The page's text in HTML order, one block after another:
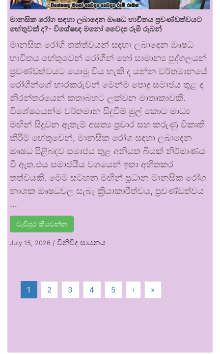
මානසික රෝග සඳහා ලබාදෙන ඖෂධ භාවිතය ප්‍රචණ්ඩත්වයට
හේතුවක් ද?- විශේෂඥ මනෝ වෛද්‍ය රූමි රූබන්
මානසික රෝගී තත්ත්වයන් සඳහා ලබාදෙන ඖෂධ
භාවිතය හේතුවෙන් රෝගීන් හෝ සාමාන්‍ය පුද්ගලයන්
ප්‍රචණ්ඩත්වයට යොමු විය හැකි ද යන්න වර්තමානයේ
රෝගීන්ගේ භාරකරුවන් මෙන්ම පොදු සමාජය තුළ ද
නිරන්තරයෙන් කතාබහට ලක්වන මාතෘකාවකි.
විශේෂයෙන්ම වර්තමාන සිදුවීම් මුල් කොට මාධ්‍ය
මඟින් සිදුවන ඇතැම් අසත්‍ය ප්‍රචාර සහ කරුණු විකෘති
කිරීම් හේතුවෙන්, මානසික රෝග සඳහා ලබාදෙන
ඖෂධ පිළිබඳව සමාජය තුළ අනියත බියක් නිර්මාණය
වී ඇත.එය සමාජයීය වශයෙන් ඉතා අහිතකර
තත්වයකි. මෙම සටහන මඟින් ප්‍රධාන මානසික රෝග
නාශක ඖෂධවල සැබෑ ක්‍රියාකාරීත්වය, ප්‍රචණ්ඩත්වය
…
වැඩිපුර කියවන්න
July 15, 2026 / විනිවිද සායනය
1 2 3 4 5 › »